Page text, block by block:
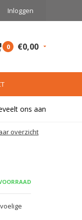
Inloggen
0 €0,00
ons aan
overzicht